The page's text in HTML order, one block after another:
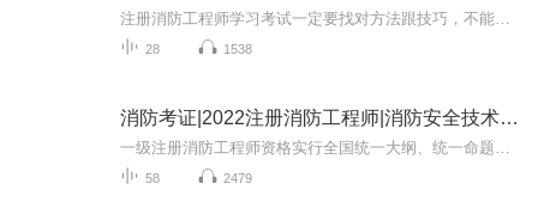
28 1538
消防考证|2022注册消防工程师|消防安全技术实务
58 2479